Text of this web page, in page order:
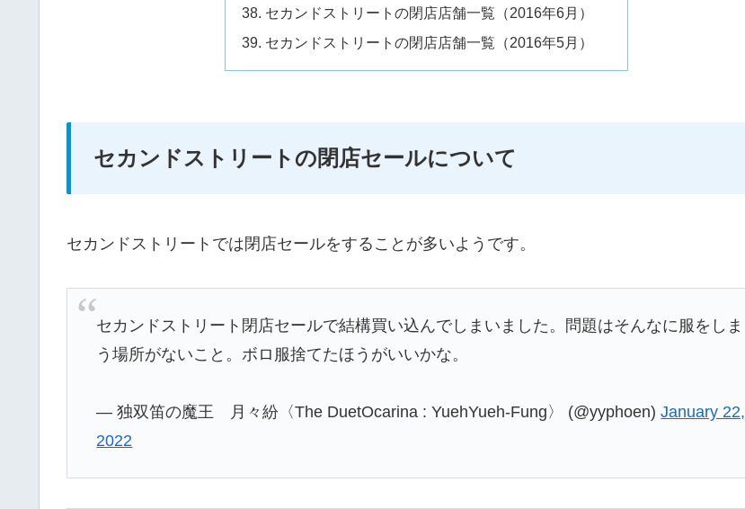
セカンドストリートの閉店店舗一覧（2016年6月）
セカンドストリートの閉店店舗一覧（2016年5月）
セカンドストリートの閉店セールについて
セカンドストリートでは閉店セールをすることが多いようです。
セカンドストリート閉店セールで結構買い込んでしまいました。問題はそんなに服をしま
う場所がないこと。ボロ服捨てたほうがいいかな。
— 独双笛の魔王 月々紛〈The DuetOcarina : YuehYueh-Fung〉 (@yyphoen)January 22,
2022